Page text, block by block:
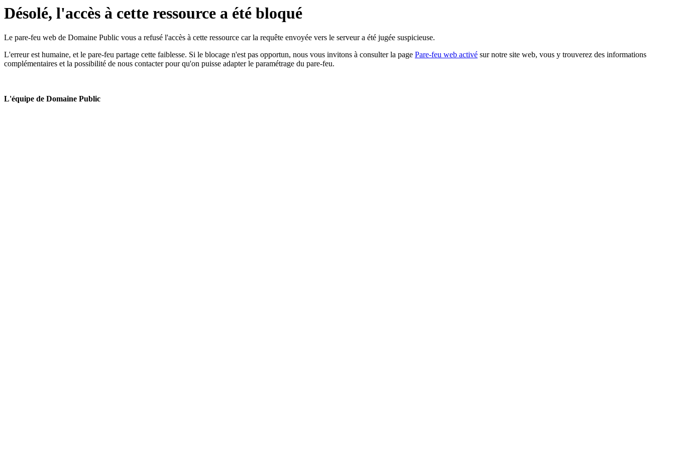
Désolé, l'accès à cette ressource a été bloqué
Le pare-feu web de Domaine Public vous a refusé l'accès à cette ressource car la requête envoyée vers le serveur a été jugée suspicieuse.
L'erreur est humaine, et le pare-feu partage cette faiblesse. Si le blocage n'est pas opportun, nous vous invitons à consulter la page Pare-feu web activé sur notre site web, vous y trouverez des informations
complémentaires et la possibilité de nous contacter pour qu'on puisse adapter le paramétrage du pare-feu.
L'équipe de Domaine Public